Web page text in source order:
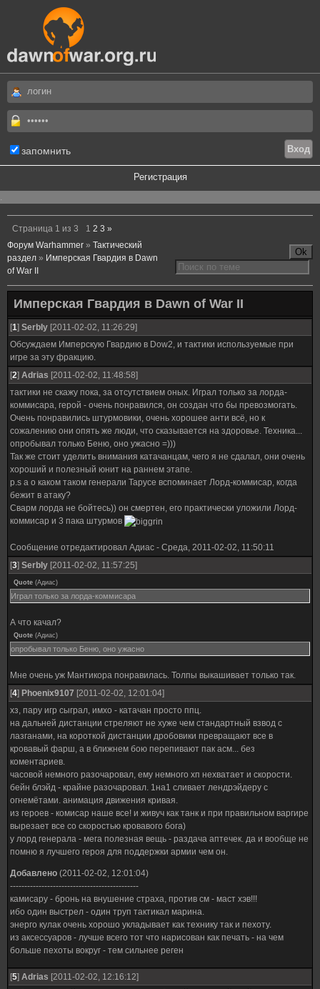
запомнить
Регистрация
.
Страница 1 из 3 1 2 3 »
Форум Warhammer » Тактический
раздел » Имперская Гвардия в Dawn
of War II
Имперская Гвардия в Dawn of War II
[1] SerbIy [2011-02-02, 11:26:29]
Обсуждаем Имперскую Гвардию в Dow2, и тактики используемые при
игре за эту фракцию.
[2] Adrias [2011-02-02, 11:48:58]
тактики не скажу пока, за отсутствием оных. Играл только за лорда-
коммисара, герой - очень понравился, он создан что бы превозмогать.
Очень понравились штурмовики, очень хорошее анти всё, но к
сожалению они опять же люди, что сказывается на здоровье. Техника...
опробывал только Беню, оно ужасно =)))
Так же стоит уделить внимания катачанцам, чего я не сдалал, они очень
хороший и полезный юнит на раннем этапе.
p.s а о каком таком генерали Тарусе вспоминает Лорд-коммисар, когда
бежит в атаку?
Сварм лорда не бойтесь)) он смертен, его практически уложили Лорд-
коммисар и 3 пака штурмов
Сообщение отредактировал Адиас - Среда, 2011-02-02, 11:50:11
[3] SerbIy [2011-02-02, 11:57:25]
Quote (Адиас)
Играл только за лорда-коммисара
А что качал?
Quote (Адиас)
опробывал только Беню, оно ужасно
Мне очень уж Мантикора понравилась. Толпы выкашивает только так.
[4] Phoenix9107 [2011-02-02, 12:01:04]
хз, пару игр сыграл, имхо - катачан просто ппц.
на дальней дистанции стреляют не хуже чем стандартный взвод с
лазганами, на короткой дистанции дробовики превращают все в
кровавый фарш, а в ближнем бою перепивают пак асм... без
коментариев.
часовой немного разочаровал, ему немного хп нехватает и скорости.
бейн блэйд - крайне разочаровал. 1на1 сливает лендрэйдеру с
огнемётами. анимация движения кривая.
из героев - комисар наше все! и живуч как танк и при правильном варгире
вырезает все со скоростью кровавого бога)
у лорд генерала - мега полезная вещь - раздача аптечек. да и вообще не
помню я лучшего героя для поддержки армии чем он.
Добавлено (2011-02-02, 12:01:04)
---------------------------------------------
камисару - бронь на внушение страха, против см - маст хэв!!!
ибо один выстрел - один труп тактикал марина.
энерго кулак очень хорошо укладывает как технику так и пехоту.
из аксессуаров - лучше всего тот что нарисован как печать - на чем
больше пехоты вокруг - тем сильнее реген
[5] Adrias [2011-02-02, 12:16:12]